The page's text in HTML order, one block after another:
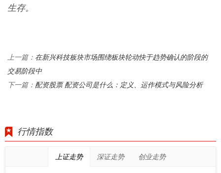
生存。
上一篇： 在新兴科技板块市场围绕板块轮动快于趋势确认的阶段的
交易阶段中
下一篇： 配资股票 配资公司是什么：定义、运作模式与风险分析
行情指数
上证走势 深证走势 创业走势